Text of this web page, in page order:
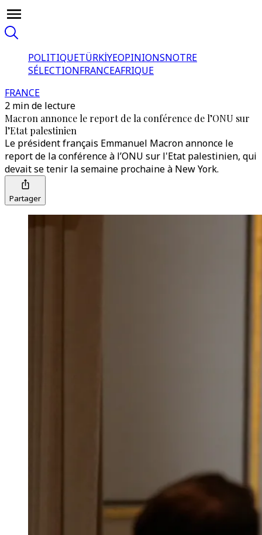
POLITIQUETÜRKİYEOPINIONSNOTRE
SÉLECTIONFRANCEAFRIQUE
FRANCE
2 min de lecture
Macron annonce le report de la conférence de l’ONU sur
l’Etat palestinien
Le président français Emmanuel Macron annonce le
report de la conférence à l’ONU sur l'Etat palestinien, qui
devait se tenir la semaine prochaine à New York.
Partager